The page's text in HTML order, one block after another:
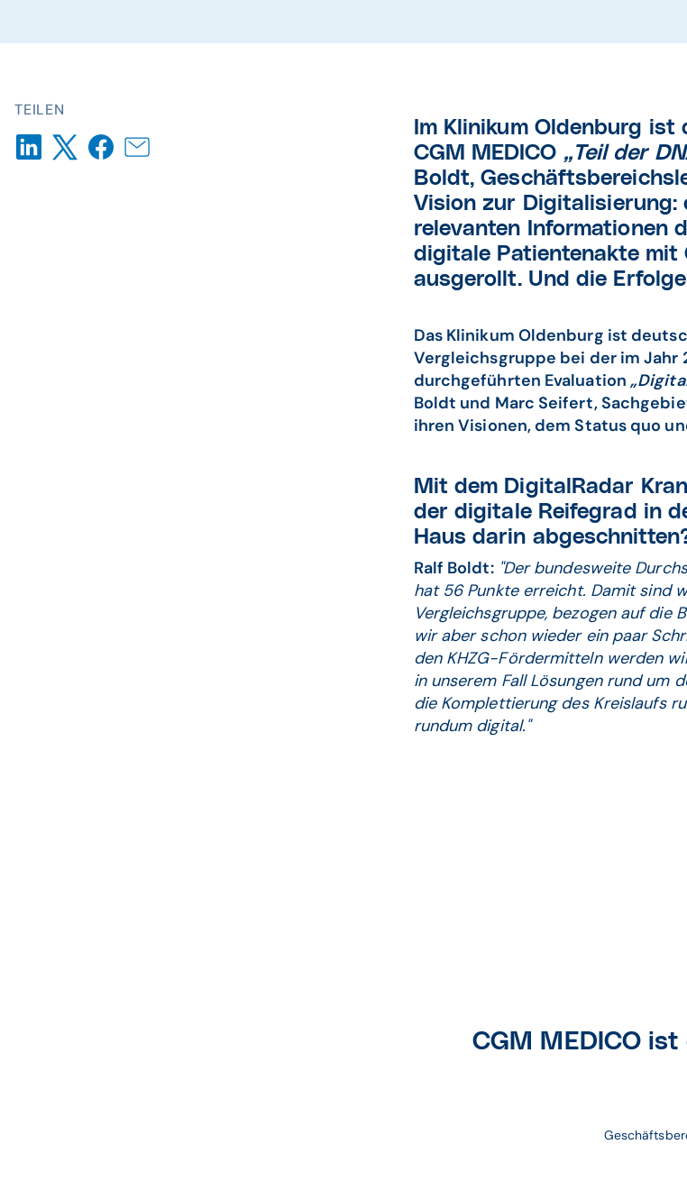
TEILEN
Im Klinikum Oldenburg
CGM MEDICO „Teil der
Boldt,
Vision zur Digitalisierung:
relevanten Informationen
digitale Patientenakte mit
ausgerollt. Und die
Das Klinikum Oldenburg ist
Vergleichsgruppe bei der im Jahr
durchgeführten Evaluation
Boldt und Marc Seifert,
ihren Visionen, dem Status quo
Mit dem DigitalRadar
der digitale Reifegrad in
Haus darin
Ralf Boldt: "Der bundesweite
hat 56 Punkte erreicht. Damit sind
Vergleichsgruppe, bezogen auf die
wir aber schon wieder ein paar
den KHZG-Fördermitteln werden
in unserem Fall Lösungen rund um
die Komplettierung des Kreislaufs
rundum digital."
CGM MEDICO